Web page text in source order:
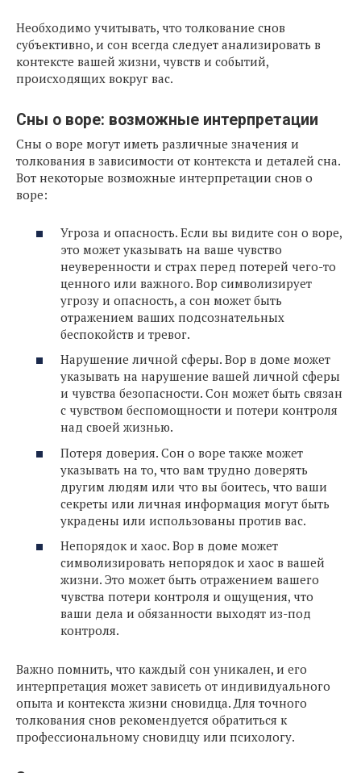
Необходимо учитывать, что толкование снов
субъективно, и сон всегда следует анализировать в
контексте вашей жизни, чувств и событий,
происходящих вокруг вас.
Сны о воре: возможные интерпретации
Сны о воре могут иметь различные значения и
толкования в зависимости от контекста и деталей сна.
Вот некоторые возможные интерпретации снов о
воре:
Угроза и опасность. Если вы видите сон о воре,
это может указывать на ваше чувство
неуверенности и страх перед потерей чего-то
ценного или важного. Вор символизирует
угрозу и опасность, а сон может быть
отражением ваших подсознательных
беспокойств и тревог.
Нарушение личной сферы. Вор в доме может
указывать на нарушение вашей личной сферы
и чувства безопасности. Сон может быть связан
с чувством беспомощности и потери контроля
над своей жизнью.
Потеря доверия. Сон о воре также может
указывать на то, что вам трудно доверять
другим людям или что вы боитесь, что ваши
секреты или личная информация могут быть
украдены или использованы против вас.
Непорядок и хаос. Вор в доме может
символизировать непорядок и хаос в вашей
жизни. Это может быть отражением вашего
чувства потери контроля и ощущения, что
ваши дела и обязанности выходят из-под
контроля.
Важно помнить, что каждый сон уникален, и его
интерпретация может зависеть от индивидуального
опыта и контекста жизни сновидца. Для точного
толкования снов рекомендуется обратиться к
профессиональному сновидцу или психологу.